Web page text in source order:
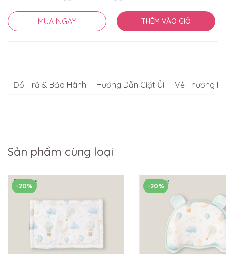
MUA NGAY THÊM VÀO GIỎ
Đổi Trả & Bảo Hành Hướng Dẫn Giặt Ủi Về Thương
Sản phẩm cùng loại
-20% -20%